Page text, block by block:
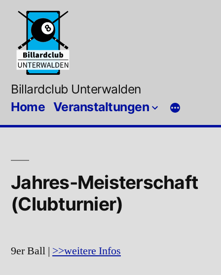
Zum
springen
Billardclub Unterwalden
Home Veranstaltungen
Jahres-Meisterschaft
(Clubturnier)
9er Ball | >>weitere Infos